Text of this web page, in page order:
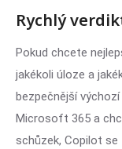
Rychlý
Pokud chcete
jakékoli úloze a
bezpečnější
Microsoft 365 a
schůzek, Copilot se